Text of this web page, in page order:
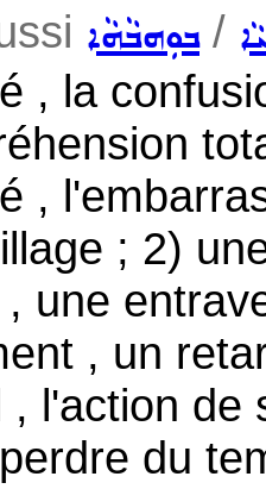
ܒܘܼܗܒܵܗܵܐ/
, la
,
; 2)
une
, un
, l'action
du